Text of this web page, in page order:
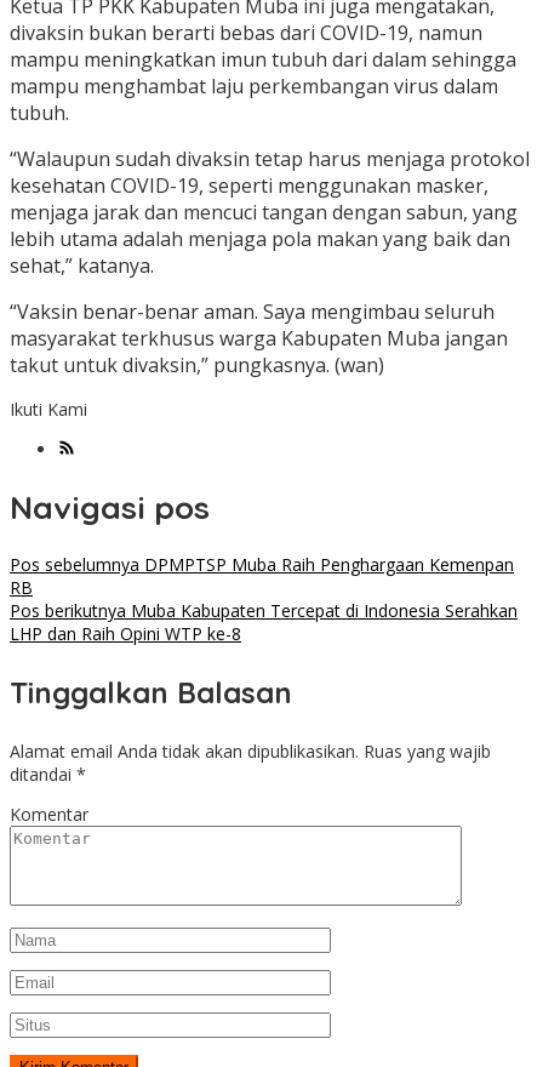
Ketua TP PKK Kabupaten Muba ini juga mengatakan,
divaksin bukan berarti bebas dari COVID-19, namun
mampu meningkatkan imun tubuh dari dalam sehingga
mampu menghambat laju perkembangan virus dalam
tubuh.
“Walaupun sudah divaksin tetap harus menjaga protokol
kesehatan COVID-19, seperti menggunakan masker,
menjaga jarak dan mencuci tangan dengan sabun, yang
lebih utama adalah menjaga pola makan yang baik dan
sehat,” katanya.
“Vaksin benar-benar aman. Saya mengimbau seluruh
masyarakat terkhusus warga Kabupaten Muba jangan
takut untuk divaksin,” pungkasnya. (wan)
Ikuti Kami
Navigasi pos
Pos sebelumnya DPMPTSP Muba Raih Penghargaan Kemenpan
RB
Pos berikutnya Muba Kabupaten Tercepat di Indonesia Serahkan
LHP dan Raih Opini WTP ke-8
Tinggalkan Balasan
Alamat email Anda tidak akan dipublikasikan. Ruas yang wajib
ditandai *
Komentar